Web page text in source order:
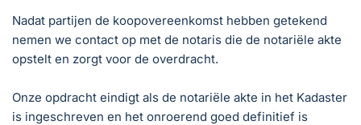
Nadat partijen de koopovereenkomst hebben getekend
nemen we contact op met de notaris die de notariële akte
opstelt en zorgt voor de overdracht.
Onze opdracht eindigt als de notariële akte in het Kadaster
is ingeschreven en het onroerend goed definitief is